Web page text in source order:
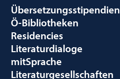
Übersetzungsstipendien
Ö-Bibliotheken
Residencies
Literaturdialoge
mitSprache
Literaturgesellschaften